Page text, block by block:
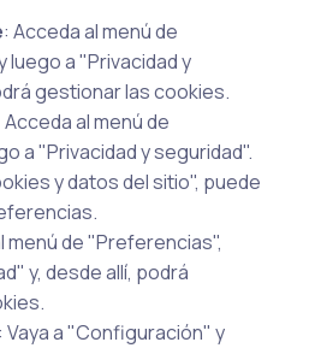
: Acceda al menú de
a "Privacidad y
gestionar las cookies.
Acceda al menú de
a "Privacidad y seguridad".
y datos del sitio", puede
menú de "Preferencias",
y, desde allí, podrá
: Vaya a "Configuración" y